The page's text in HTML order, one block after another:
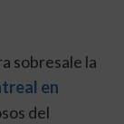
sobresale la
en
del